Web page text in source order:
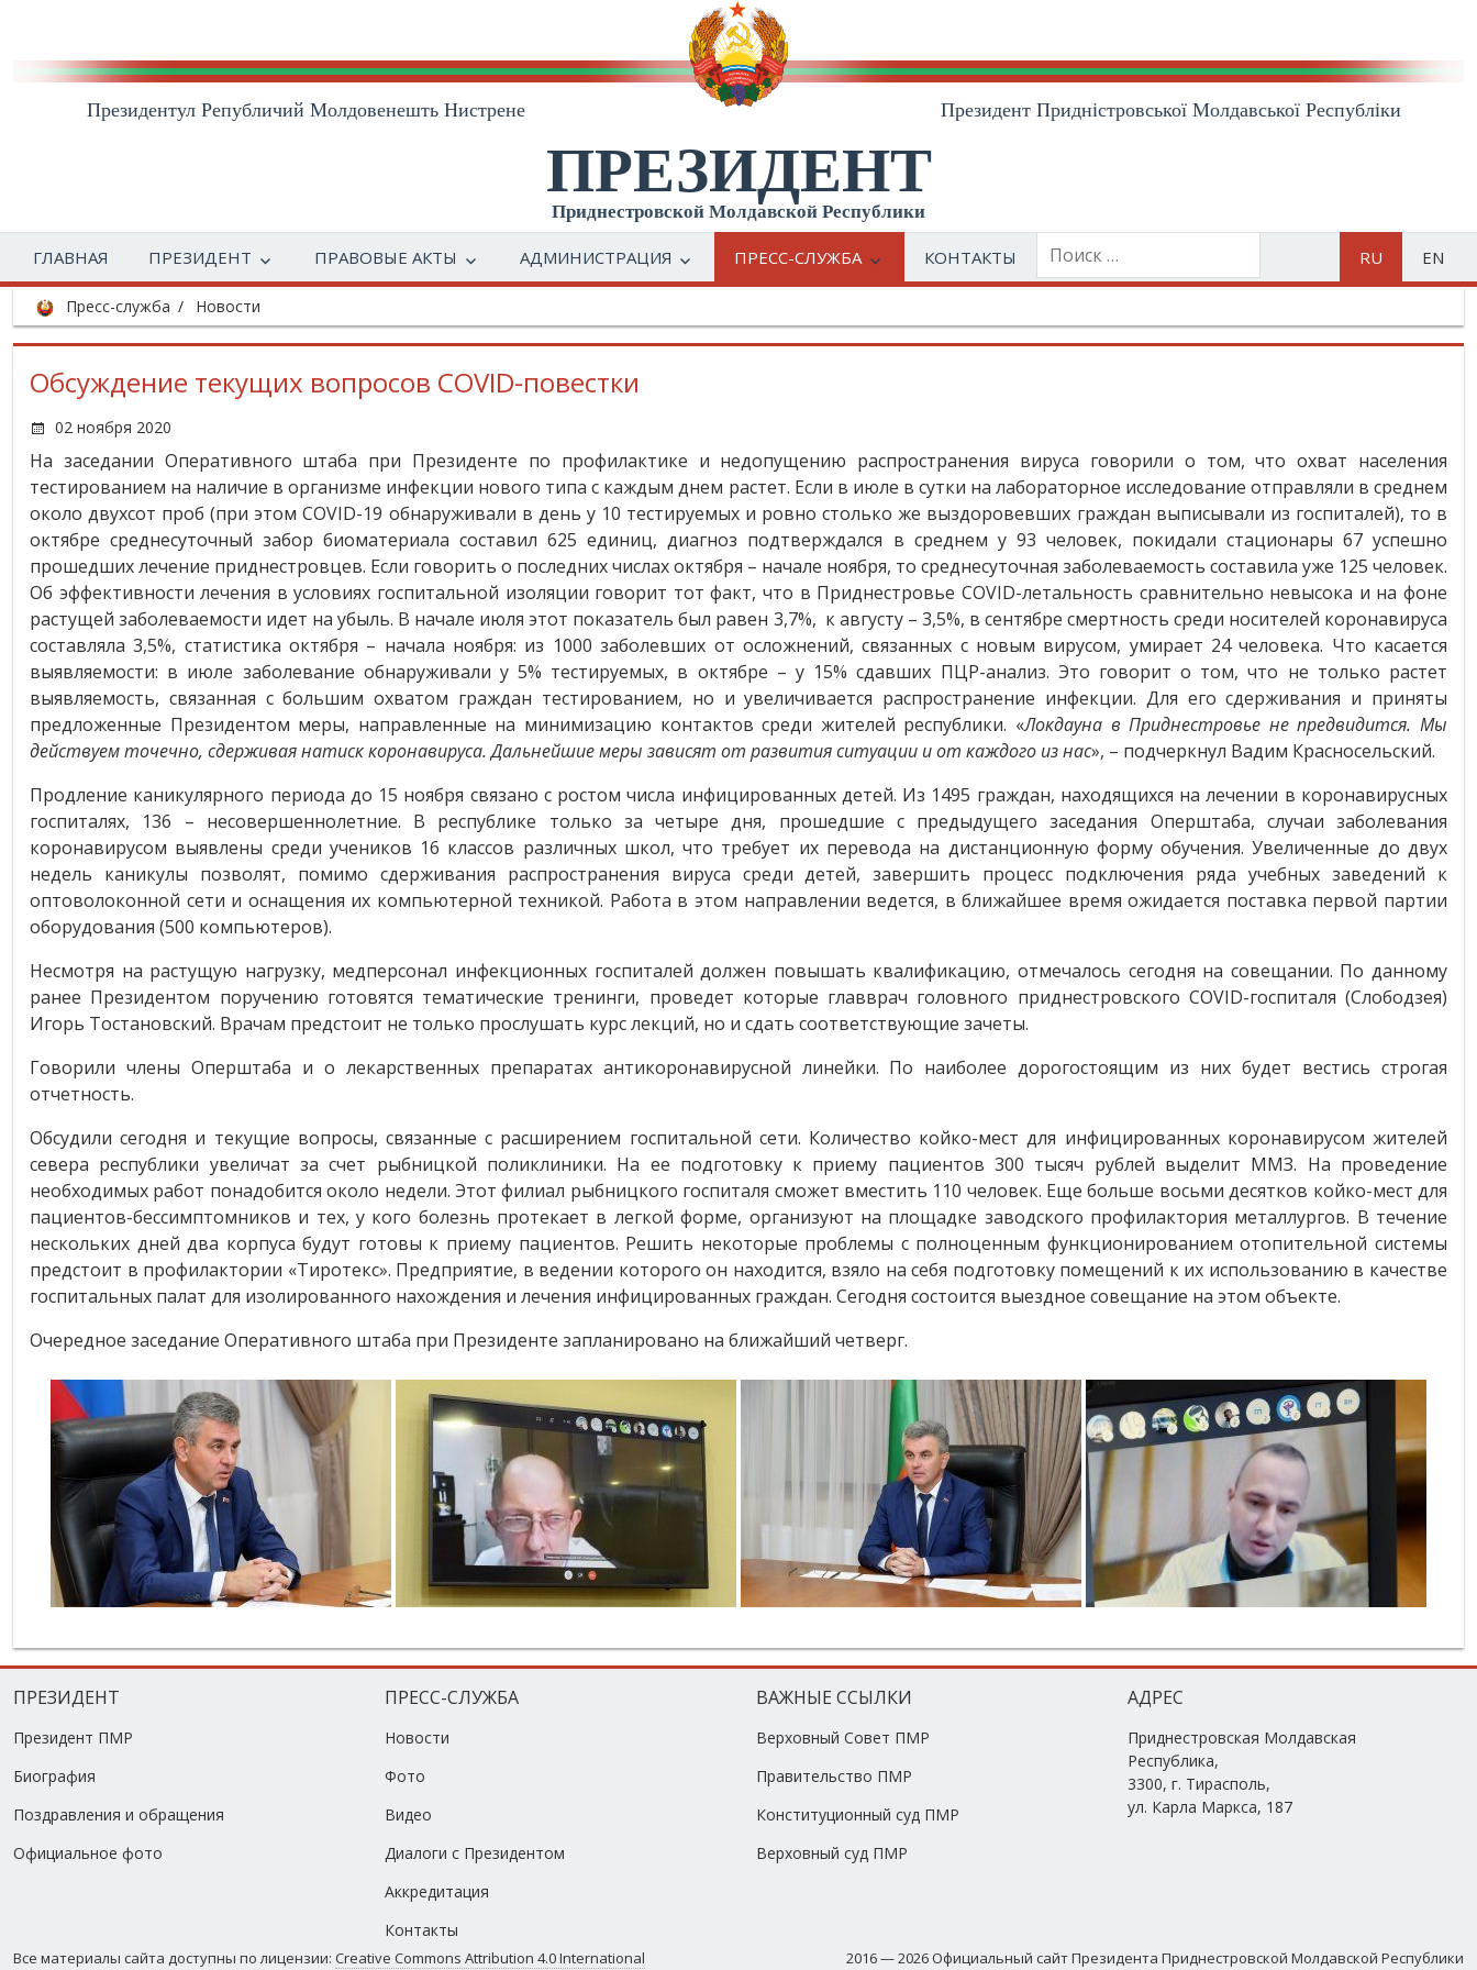
Президентул Републичий Молдовенешть Нистрене Президент Приднiстровської Молдавської Республiки
ПРЕЗИДЕНТ
Приднестровской Молдавской Республики
ГЛАВНАЯ ПРЕЗИДЕНТ ПРАВОВЫЕ АКТЫ АДМИНИСТРАЦИЯ ПРЕСС-СЛУЖБА КОНТАКТЫ RU EN
Пресс-служба Новости
Обсуждение текущих вопросов COVID-повестки
02 ноября 2020
На заседании Оперативного штаба при Президенте по профилактике и недопущению распространения вируса говорили о том, что охват населения
тестированием на наличие в организме инфекции нового типа с каждым днем растет. Если в июле в сутки на лабораторное исследование отправляли в среднем
около двухсот проб (при этом COVID-19 обнаруживали в день у 10 тестируемых и ровно столько же выздоровевших граждан выписывали из госпиталей), то в
октябре среднесуточный забор биоматериала составил 625 единиц, диагноз подтверждался в среднем у 93 человек, покидали стационары 67 успешно
прошедших лечение приднестровцев. Если говорить о последних числах октября – начале ноября, то среднесуточная заболеваемость составила уже 125 человек.
Об эффективности лечения в условиях госпитальной изоляции говорит тот факт, что в Приднестровье COVID-летальность сравнительно невысока и на фоне
растущей заболеваемости идет на убыль. В начале июля этот показатель был равен 3,7%, к августу – 3,5%, в сентябре смертность среди носителей коронавируса
составляла 3,5%, статистика октября – начала ноября: из 1000 заболевших от осложнений, связанных с новым вирусом, умирает 24 человека. Что касается
выявляемости: в июле заболевание обнаруживали у 5% тестируемых, в октябре – у 15% сдавших ПЦР-анализ. Это говорит о том, что не только растет
выявляемость, связанная с большим охватом граждан тестированием, но и увеличивается распространение инфекции. Для его сдерживания и приняты
предложенные Президентом меры, направленные на минимизацию контактов среди жителей республики. «Локдауна в Приднестровье не предвидится. Мы
действуем точечно, сдерживая натиск коронавируса. Дальнейшие меры зависят от развития ситуации и от каждого из нас», – подчеркнул Вадим Красносельский.
Продление каникулярного периода до 15 ноября связано с ростом числа инфицированных детей. Из 1495 граждан, находящихся на лечении в коронавирусных
госпиталях, 136 – несовершеннолетние. В республике только за четыре дня, прошедшие с предыдущего заседания Оперштаба, случаи заболевания
коронавирусом выявлены среди учеников 16 классов различных школ, что требует их перевода на дистанционную форму обучения. Увеличенные до двух
недель каникулы позволят, помимо сдерживания распространения вируса среди детей, завершить процесс подключения ряда учебных заведений к
оптоволоконной сети и оснащения их компьютерной техникой. Работа в этом направлении ведется, в ближайшее время ожидается поставка первой партии
оборудования (500 компьютеров).
Несмотря на растущую нагрузку, медперсонал инфекционных госпиталей должен повышать квалификацию, отмечалось сегодня на совещании. По данному
ранее Президентом поручению готовятся тематические тренинги, проведет которые главврач головного приднестровского COVID-госпиталя (Слободзея)
Игорь Тостановский. Врачам предстоит не только прослушать курс лекций, но и сдать соответствующие зачеты.
Говорили члены Оперштаба и о лекарственных препаратах антикоронавирусной линейки. По наиболее дорогостоящим из них будет вестись строгая
отчетность.
Обсудили сегодня и текущие вопросы, связанные с расширением госпитальной сети. Количество койко-мест для инфицированных коронавирусом жителей
севера республики увеличат за счет рыбницкой поликлиники. На ее подготовку к приему пациентов 300 тысяч рублей выделит ММЗ. На проведение
необходимых работ понадобится около недели. Этот филиал рыбницкого госпиталя сможет вместить 110 человек. Еще больше восьми десятков койко-мест для
пациентов-бессимптомников и тех, у кого болезнь протекает в легкой форме, организуют на площадке заводского профилактория металлургов. В течение
нескольких дней два корпуса будут готовы к приему пациентов. Решить некоторые проблемы с полноценным функционированием отопительной системы
предстоит в профилактории «Тиротекс». Предприятие, в ведении которого он находится, взяло на себя подготовку помещений к их использованию в качестве
госпитальных палат для изолированного нахождения и лечения инфицированных граждан. Сегодня состоится выездное совещание на этом объекте.
Очередное заседание Оперативного штаба при Президенте запланировано на ближайший четверг.
ПРЕЗИДЕНТ
Президент ПМР
Биография
Поздравления и обращения
Официальное фото
ПРЕСС-СЛУЖБА
Новости
Фото
Видео
Диалоги с Президентом
Аккредитация
Контакты
ВАЖНЫЕ ССЫЛКИ
Верховный Совет ПМР
Правительство ПМР
Конституционный суд ПМР
Верховный суд ПМР
АДРЕС
Приднестровская Молдавская
Республика,
3300, г. Тирасполь,
ул. Карла Маркса, 187
Все материалы сайта доступны по лицензии: Creative Commons Attribution 4.0 International 2016 — 2026 Официальный сайт Президента Приднестровской Молдавской Республики